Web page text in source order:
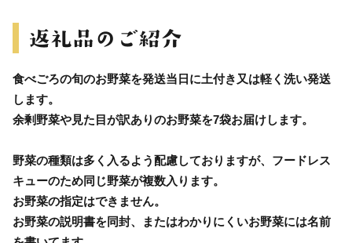
食べごろの旬のお野菜を発送当日に土付き又は軽く洗い発送
します。
余剰野菜や見た目が訳ありのお野菜を7袋お届けします。
野菜の種類は多く入るよう配慮しておりますが、フードレス
キューのため同じ野菜が複数入ります。
お野菜の指定はできません。
お野菜の説明書を同封、またはわかりにくいお野菜には名前